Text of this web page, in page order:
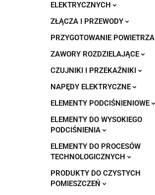
ELEKTRYCZNYCH
ZŁĄCZA I PRZEWODY
PRZYGOTOWANIE POWIETRZA
ZAWORY ROZDZIELAJĄCE
CZUJNIKI I PRZEKAŹNIKI
NAPĘDY ELEKTRYCZNE
ELEMENTY PODCIŚNIENIOWE
ELEMENTY DO WYSOKIEGO
PODCIŚNIENIA
ELEMENTY DO PROCESÓW
TECHNOLOGICZNYCH
PRODUKTY DO CZYSTYCH
POMIESZCZEŃ